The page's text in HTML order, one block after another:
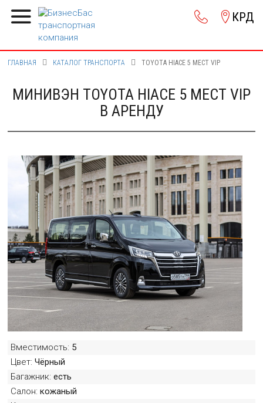
КРД
ГЛАВНАЯ КАТАЛОГ ТРАНСПОРТА TOYOTA HIACE 5 МЕСТ VIP
МИНИВЭН TOYOTA HIACE 5 МЕСТ VIP
В АРЕНДУ
МИНИВЭН TOYOTA HIACE 5 МЕСТ VIP
Большая картинка минивэна Toyota Hiace 5 мест VIP
Вместимость: 5
Цвет: Чёрный
Багажник: есть
Салон: кожаный